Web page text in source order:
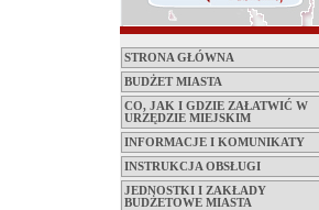
STRONA GŁÓWNA
BUDŻET MIASTA
CO, JAK I GDZIE ZAŁATWIĆ W
URZĘDZIE MIEJSKIM
INFORMACJE I KOMUNIKATY
INSTRUKCJA OBSŁUGI
JEDNOSTKI I ZAKŁADY
BUDŻETOWE MIASTA